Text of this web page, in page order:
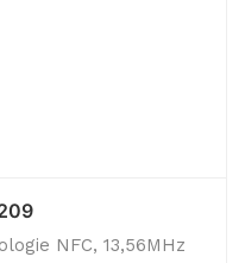
NFC, 13,56MHz